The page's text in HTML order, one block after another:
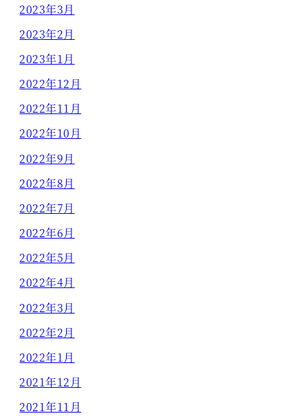
2023年3月
2023年2月
2023年1月
2022年12月
2022年11月
2022年10月
2022年9月
2022年8月
2022年7月
2022年6月
2022年5月
2022年4月
2022年3月
2022年2月
2022年1月
2021年12月
2021年11月